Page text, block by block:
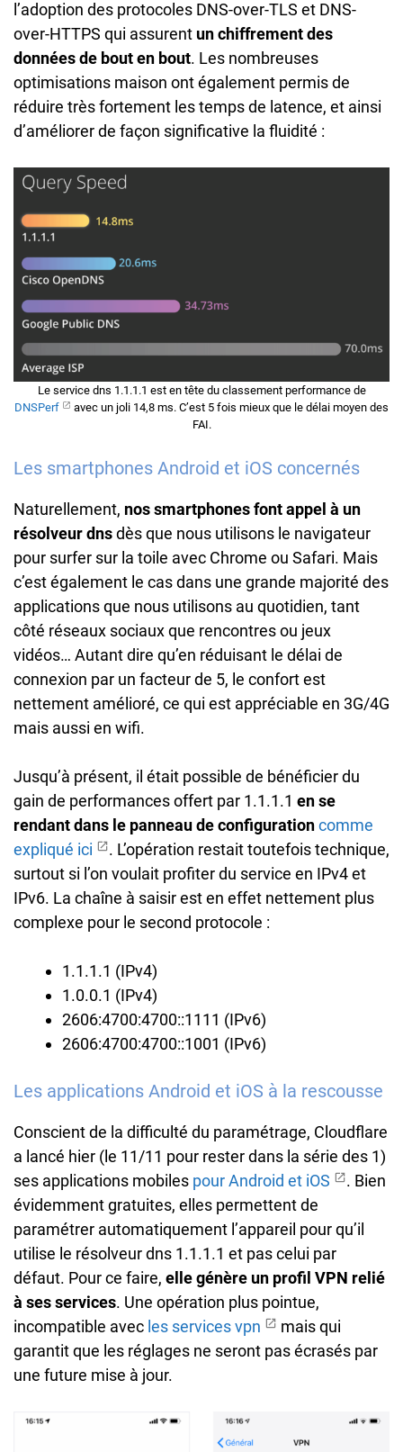
l’adoption des protocoles DNS-over-TLS et DNS-
over-HTTPS qui assurent un chiffrement des
données de bout en bout. Les nombreuses
optimisations maison ont également permis de
réduire très fortement les temps de latence, et ainsi
d’améliorer de façon significative la fluidité :
Le service dns 1.1.1.1 est en tête du classement performance de
DNSPerf
avec un joli 14,8 ms. C’est 5 fois mieux que le délai moyen des
FAI.
Les smartphones Android et iOS concernés
Naturellement, nos smartphones font appel à un
résolveur dnsdès que nous utilisons le navigateur
pour surfer sur la toile avec Chrome ou Safari. Mais
c’est également le cas dans une grande majorité des
applications que nous utilisons au quotidien, tant
côté réseaux sociaux que rencontres ou jeux
vidéos… Autant dire qu’en réduisant le délai de
connexion par un facteur de 5, le confort est
nettement amélioré, ce qui est appréciable en 3G/4G
mais aussi en wifi.
Jusqu’à présent, il était possible de bénéficier du
gain de performances offert par 1.1.1.1 en se
rendant dans le panneau de configurationcomme
expliqué ici
. L’opération restait toutefois technique,
surtout si l’on voulait profiter du service en IPv4 et
IPv6. La chaîne à saisir est en effet nettement plus
complexe pour le second protocole :
1.1.1.1 (IPv4)
1.0.0.1 (IPv4)
2606:4700:4700::1111 (IPv6)
2606:4700:4700::1001 (IPv6)
Les applications Android et iOS à la rescousse
Conscient de la difficulté du paramétrage, Cloudflare
a lancé hier (le 11/11 pour rester dans la série des 1)
ses applications mobiles pour Android et iOS
. Bien
évidemment gratuites, elles permettent de
paramétrer automatiquement l’appareil pour qu’il
utilise le résolveur dns 1.1.1.1 et pas celui par
défaut. Pour ce faire, elle génère un profil VPN relié
à ses services. Une opération plus pointue,
incompatible avec les services vpn
mais qui
garantit que les réglages ne seront pas écrasés par
une future mise à jour.